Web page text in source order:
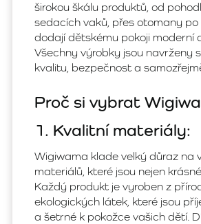
širokou škálu produktů, od
sedacích vaků, přes otomany
dodají dětskému pokoji moderní
Všechny výrobky jsou navrženy
kvalitu, bezpečnost a
Proč si vybrat
1. Kvalitní materiály:
Wigiwama klade velký důraz na
materiálů, které jsou nejen
Každý produkt je vyroben z
ekologických látek, které jsou
a šetrné k pokožce vašich dětí.